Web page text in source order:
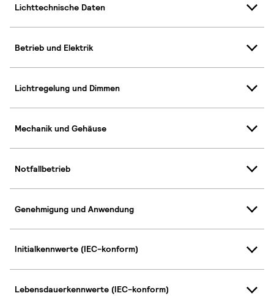
Lichttechnische Daten
Betrieb und Elektrik
Lichtregelung und Dimmen
Mechanik und Gehäuse
Notfallbetrieb
Genehmigung und Anwendung
Initialkennwerte (IEC-konform)
Lebensdauerkennwerte (IEC-konform)